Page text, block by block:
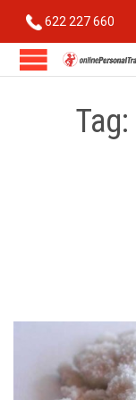
622 227 660
Tag: